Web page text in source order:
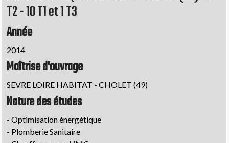
T2 - 10 T1 et 1 T3
Année
2014
Maîtrise d'ouvrage
SEVRE LOIRE HABITAT - CHOLET (49)
Nature des études
- Optimisation énergétique
- Plomberie Sanitaire